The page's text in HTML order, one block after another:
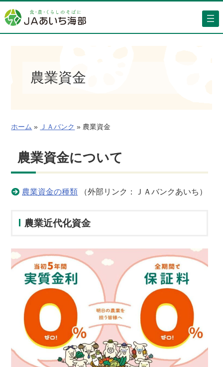
容
を
農業資金
ホーム » ＪＡバンク » 農業資金
農業資金について
農業資金の種類 （外部リンク：ＪＡバンクあいち）
農業近代化資金